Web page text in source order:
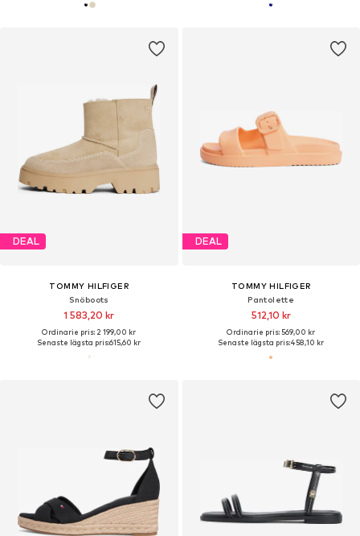
DEAL
TOMMY HILFIGER
Snöboots
1 583,20 kr
Ordinarie pris: 2 199,00 kr
Senaste lägsta pris:615,60 kr
DEAL
TOMMY HILFIGER
Pantolette
512,10 kr
Ordinarie pris: 569,00 kr
Senaste lägsta pris:458,10 kr